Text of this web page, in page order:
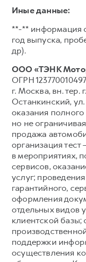
Иные данные:
**-** информация
год выпуска,
др).
ООО «ТЭНК
ОГРН
г. Москва, вн. тер.
Останкинский,
оказания
но не
продажа
организация тест
в мероприятиях,
сервисов,
услуг;
гарантийного,
оформления
отдельных видов
клиентской базы;
поддержки
осуществления